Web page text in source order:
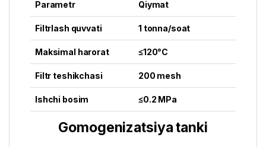
Parametr Qiymat
Filtrlash quvvati 1 tonna/soat
Maksimal harorat ≤120°C
Filtr teshikchasi 200 mesh
Ishchi bosim ≤0.2 MPa
Gomogenizatsiya tanki